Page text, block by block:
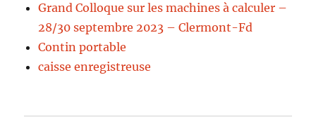
Grand Colloque sur les machines à calculer –
28/30 septembre 2023 – Clermont-Fd
Contin portable
caisse enregistreuse